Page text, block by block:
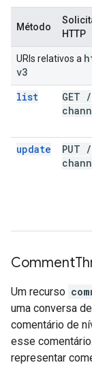
Método
HTTP
URIs relativos a
v3
list
GET /
update PUT /
Comment
Um recurso
uma conversa
comentário de
esse
representar